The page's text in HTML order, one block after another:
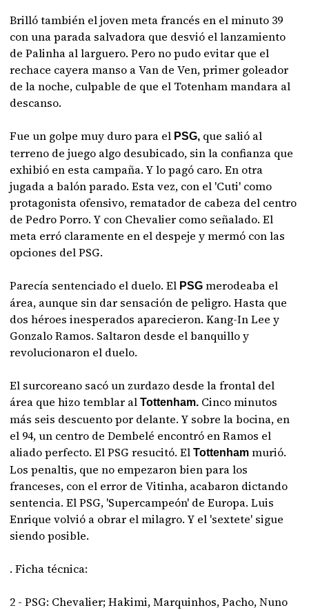
Brilló también el joven meta francés en el minuto 39
con una parada salvadora que desvió el lanzamiento
de Palinha al larguero. Pero no pudo evitar que el
rechace cayera manso a Van de Ven, primer goleador
de la noche, culpable de que el Totenham mandara al
descanso.
Fue un golpe muy duro para el PSG, que salió al
terreno de juego algo desubicado, sin la confianza que
exhibió en esta campaña. Y lo pagó caro. En otra
jugada a balón parado. Esta vez, con el 'Cuti' como
protagonista ofensivo, rematador de cabeza del centro
de Pedro Porro. Y con Chevalier como señalado. El
meta erró claramente en el despeje y mermó con las
opciones del PSG.
Parecía sentenciado el duelo. El PSG merodeaba el
área, aunque sin dar sensación de peligro. Hasta que
dos héroes inesperados aparecieron. Kang-In Lee y
Gonzalo Ramos. Saltaron desde el banquillo y
revolucionaron el duelo.
El surcoreano sacó un zurdazo desde la frontal del
área que hizo temblar alTottenham. Cinco minutos
más seis descuento por delante. Y sobre la bocina, en
el 94, un centro de Dembelé encontró en Ramos el
aliado perfecto. El PSG resucitó. ElTottenham murió.
Los penaltis, que no empezaron bien para los
franceses, con el error de Vitinha, acabaron dictando
sentencia. El PSG, 'Supercampeón' de Europa. Luis
Enrique volvió a obrar el milagro. Y el 'sextete' sigue
siendo posible.
. Ficha técnica:
2 - PSG: Chevalier; Hakimi, Marquinhos, Pacho, Nuno